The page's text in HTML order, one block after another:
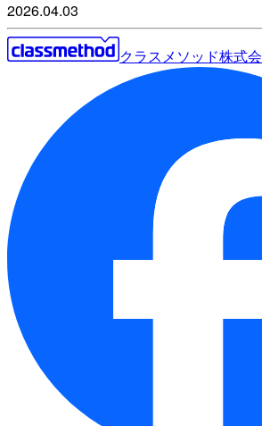
2026.04.03
クラスメソッド株式